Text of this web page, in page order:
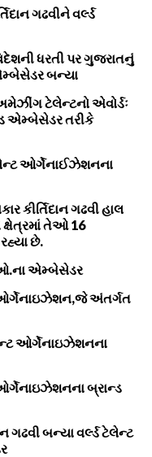
ગઢવીને વર્લ્ડ
ધરતી પર ગુજરાતનું
બન્યા
ટેલેન્ટનો એવોર્ડઃ
એમ્બેસેડર તરીકે
ઓર્ગેનાઈઝેશનના
કીર્તિદાન ગઢવી હાલ
ક્ષેત્રમાં તેઓ 16
છે.
ઓ.ના એમ્બેસેડર
ઓર્ગેનાઇઝેશન,જે અંતર્ગત
ઓર્ગેનાઇઝેશનના
ઓર્ગેનાઇઝેશનના બ્રાન્ડ
ગઢવી બન્યા વર્લ્ડ ટેલેન્ટ